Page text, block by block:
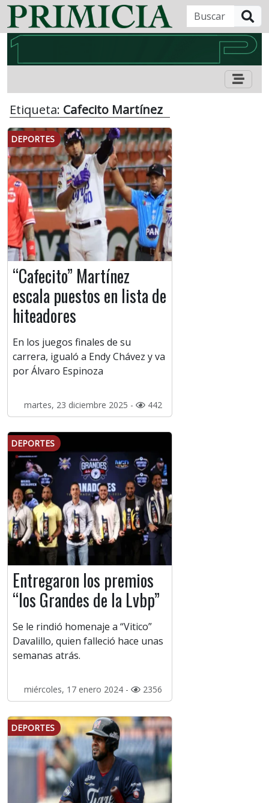
Etiqueta: Cafecito Martínez
DEPORTES
“Cafecito” Martínez
escala puestos en lista de
hiteadores
En los juegos finales de su
carrera, igualó a Endy Chávez y va
por Álvaro Espinoza
martes, 23 diciembre 2025 - 442
DEPORTES
Entregaron los premios
“los Grandes de la Lvbp”
Se le rindió homenaje a “Vitico”
Davalillo, quien falleció hace unas
semanas atrás.
miércoles, 17 enero 2024 - 2356
DEPORTES